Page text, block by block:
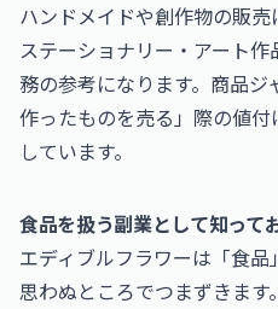
ハンドメイドや創作物の販売
ステーショナリー・アート作
務の参考になります。商品
作ったものを売る」際の値
しています。
食品を扱う副業として知って
エディブルフラワーは「食品
思わぬところでつまずきま